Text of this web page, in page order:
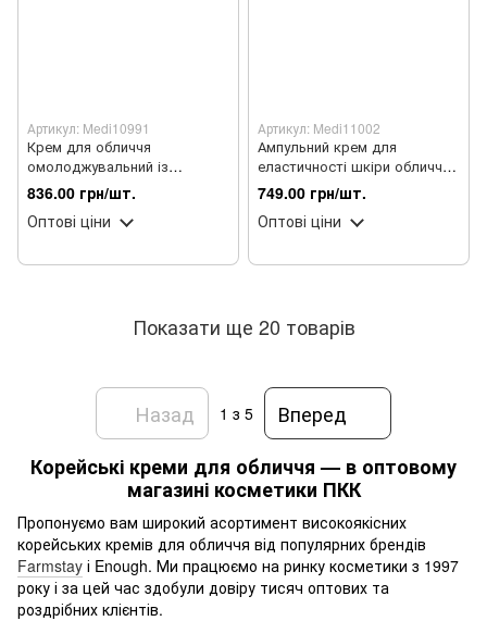
Артикул: Medi10991
Крем для обличчя
омолоджувальний із
пептидами Medi-Peel Peptide
9 Vitanol Cream Pro, 50 г
836.00 грн/шт.
Оптові ціни
Артикул: Medi11002
Ампульний крем для
еластичності шкіри обличчя
Medi-Peel Hyal Kombucha Tea-
Tox Cream 50 мл
749.00 грн/шт.
Оптові ціни
Показати ще 20 товарів
Назад 1 з 5
Вперед
Корейські креми для обличчя — в оптовому
магазині косметики ПКК
Пропонуємо вам широкий асортимент високоякісних
корейських кремів для обличчя від популярних брендів
Farmstay і Enough. Ми працюємо на ринку косметики з 1997
року і за цей час здобули довіру тисяч оптових та
роздрібних клієнтів.